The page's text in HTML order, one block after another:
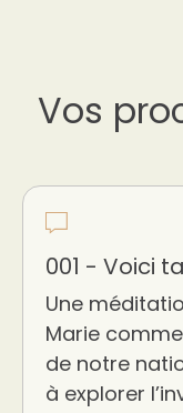
Vos
001 - Voici
Une
Marie
de notre
à explorer